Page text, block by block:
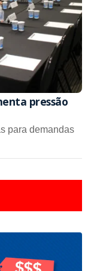
pressão
para demandas